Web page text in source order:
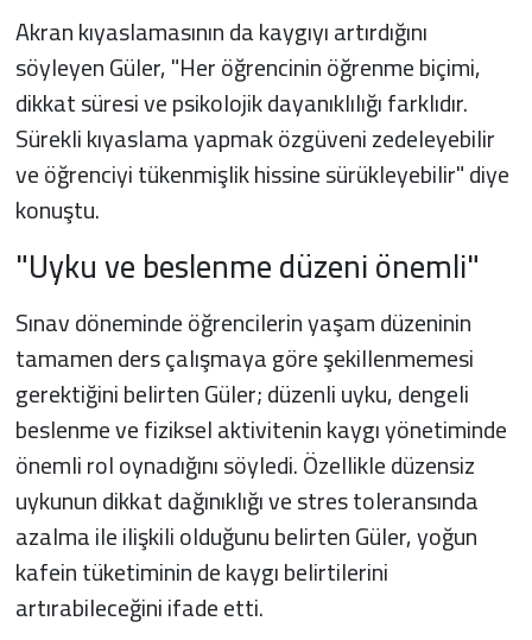
Akran kıyaslamasının da kaygıyı artırdığını
söyleyen Güler, "Her öğrencinin öğrenme biçimi,
dikkat süresi ve psikolojik dayanıklılığı farklıdır.
Sürekli kıyaslama yapmak özgüveni zedeleyebilir
ve öğrenciyi tükenmişlik hissine sürükleyebilir" diye
konuştu.
"Uyku ve beslenme düzeni önemli"
Sınav döneminde öğrencilerin yaşam düzeninin
tamamen ders çalışmaya göre şekillenmemesi
gerektiğini belirten Güler; düzenli uyku, dengeli
beslenme ve fiziksel aktivitenin kaygı yönetiminde
önemli rol oynadığını söyledi. Özellikle düzensiz
uykunun dikkat dağınıklığı ve stres toleransında
azalma ile ilişkili olduğunu belirten Güler, yoğun
kafein tüketiminin de kaygı belirtilerini
artırabileceğini ifade etti.